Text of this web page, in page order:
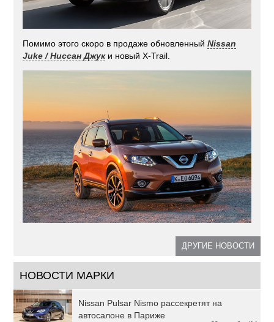
Помимо этого скоро в продаже обновленныйNissan
Juke / Ниссан Джуки новый X-Trail.
ДРУГИЕ НОВОСТИ
НОВОСТИ МАРКИ
Nissan Pulsar Nismo рассекретят на
автосалоне в Париже